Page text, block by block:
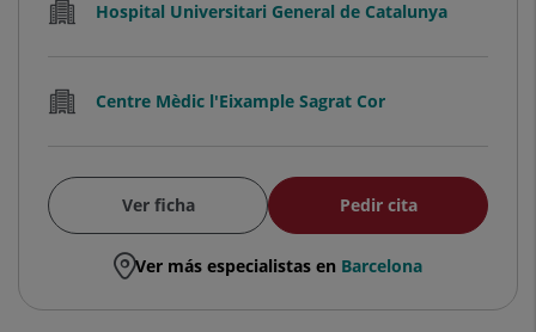
Hospital Universitari General de Catalunya
Centre Mèdic l'Eixample Sagrat Cor
Ver ficha Pedir cita
Ver más especialistas en Barcelona